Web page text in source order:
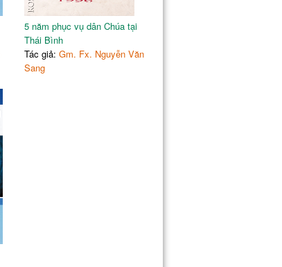
5 năm phục vụ dân Chúa tại
Thái Bình
Tác giả: Gm. Fx. Nguyễn Văn
Sang